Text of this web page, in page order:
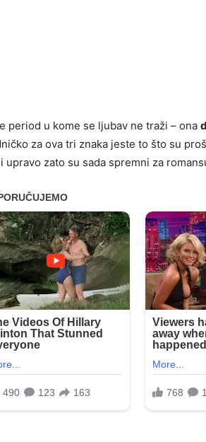
period u kome se ljubav ne traži – ona
za ova tri znaka jeste to što su
upravo zato su sada spremni za